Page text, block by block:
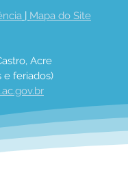
| Mapa do Site
Acre
e feriados)